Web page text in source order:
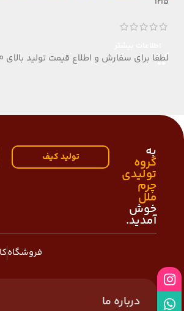
لطفا برای سفارش و اطلاع قیمت تولید بالای 100 عدد با شماره تلفن 09124152407 تماس بگیرید.
به
گروه
تولیدی
چرم
ملل
خوش
آمدید.
تولید کیف
فروشگاه
درباره ما